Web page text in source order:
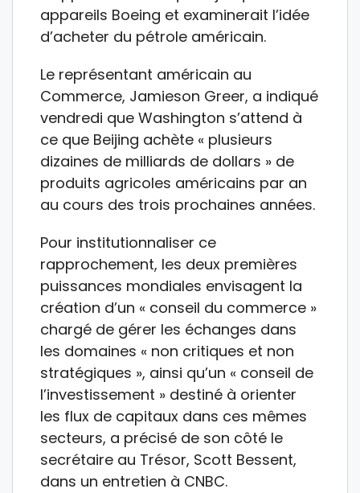
appareils Boeing et examinerait l’idée
d’acheter du pétrole américain.
Le représentant américain au
Commerce, Jamieson Greer, a indiqué
vendredi que Washington s’attend à
ce que Beijing achète « plusieurs
dizaines de milliards de dollars » de
produits agricoles américains par an
au cours des trois prochaines années.
Pour institutionnaliser ce
rapprochement, les deux premières
puissances mondiales envisagent la
création d’un « conseil du commerce »
chargé de gérer les échanges dans
les domaines « non critiques et non
stratégiques », ainsi qu’un « conseil de
l’investissement » destiné à orienter
les flux de capitaux dans ces mêmes
secteurs, a précisé de son côté le
secrétaire au Trésor, Scott Bessent,
dans un entretien à CNBC.